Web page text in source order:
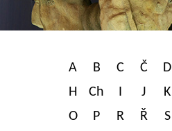
A B C Č D
H
Ch I J K
O
P R Ř S